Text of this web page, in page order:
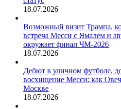
18.07.2026
Возможный визит Трампа,
встреча Месси с Ямалем и
окружает финал ЧМ-2026
18.07.2026
Дебют в уличном футболе,
восхищение Месси: как
Москве
18.07.2026